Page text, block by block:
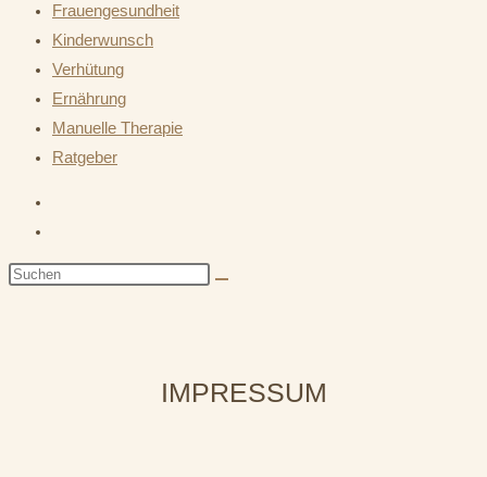
Frauengesundheit
Kinderwunsch
Verhütung
Ernährung
Manuelle Therapie
Ratgeber
IMPRESSUM